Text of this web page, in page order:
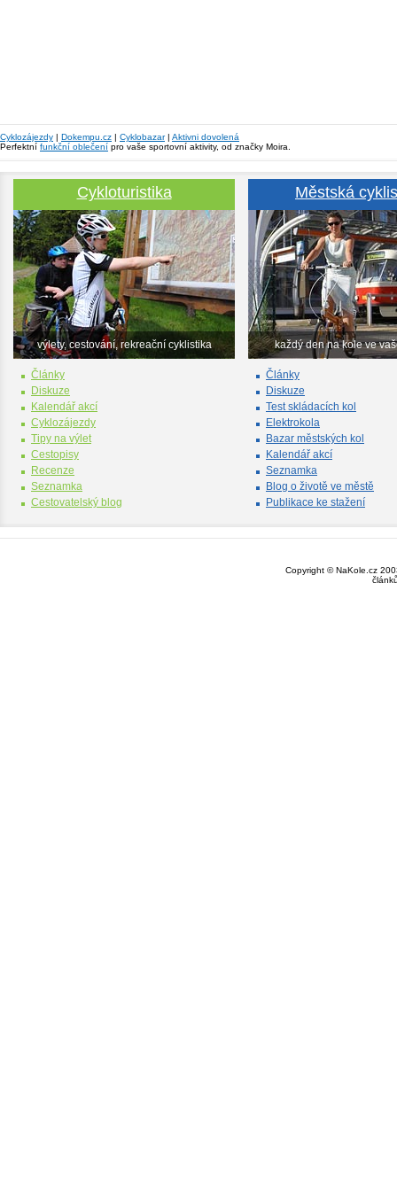
Cyklozájezdy | Dokempu.cz | Cyklobazar| Aktivni dovolená
Perfektní funkční oblečení pro vaše sportovní aktivity, od značky Moira.
Cykloturistika
výlety, cestování, rekreační cyklistika
Články
Diskuze
Kalendář akcí
Cyklozájezdy
Tipy na výlet
Cestopisy
Recenze
Seznamka
Cestovatelský blog
Městská
každý den na kole ve
Články
Diskuze
Test skládacích kol
Elektrokola
Bazar městských kol
Kalendář akcí
Seznamka
Blog o životě ve městě
Publikace ke stažení
Copyright © NaKole.cz